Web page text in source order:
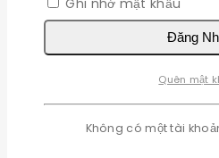
buộc
Đăng
Shipping policy
Đăng
Quên mật
Không có một tài